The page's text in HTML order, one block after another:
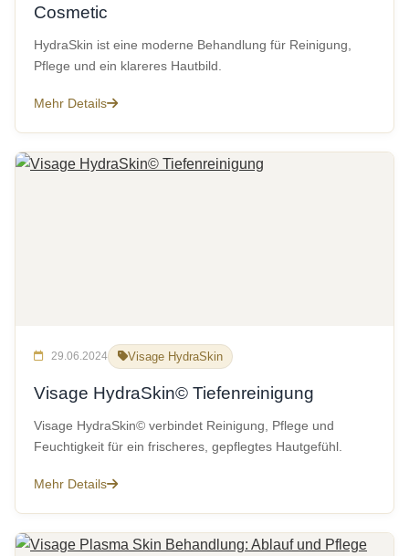
Cosmetic
HydraSkin ist eine moderne Behandlung für Reinigung,
Pflege und ein klareres Hautbild.
Mehr Details
29.06.2024 Visage HydraSkin
Visage HydraSkin© Tiefenreinigung
Visage HydraSkin© verbindet Reinigung, Pflege und
Feuchtigkeit für ein frischeres, gepflegtes Hautgefühl.
Mehr Details